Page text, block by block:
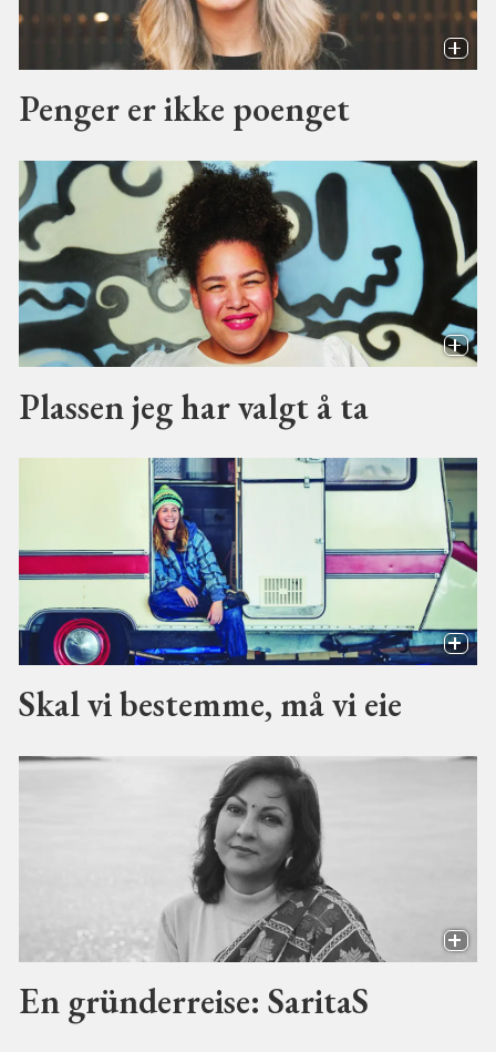
Penger er ikke poenget
Plassen jeg har valgt å ta
Skal vi bestemme, må vi eie
En gründerreise: SaritaS